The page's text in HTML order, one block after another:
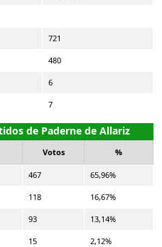
721
480
6
7
de Paderne de Allariz
Votos %
467 65,96%
118 16,67%
93 13,14%
15 2,12%